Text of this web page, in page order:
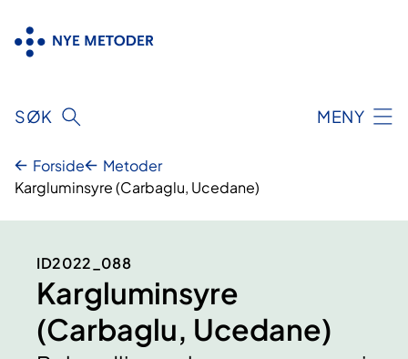
innhold
SØK MENY
Forside
Metoder
Kargluminsyre (Carbaglu, Ucedane)
ID2022_088
Kargluminsyre
(Carbaglu, Ucedane)